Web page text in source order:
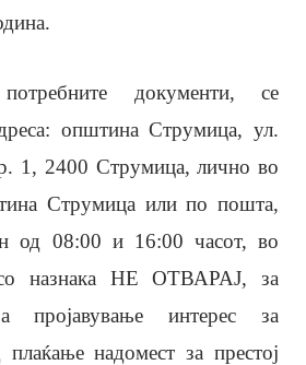
документи, се
општина Струмица, ул.
1, 2400 Струмица, лично во
Струмица или по пошта,
од 08:00 и 16:00 часот, во
назнака НЕ ОТВАРАЈ, за
пројавување интерес за
надомест за престој